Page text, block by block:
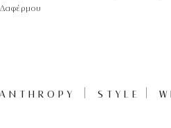
Δαφέρμου
STYLE